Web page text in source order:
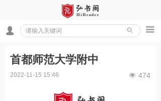
ꄙ 끀
넙
首都师范大学附中
2022-11-15 15:46 넶 474